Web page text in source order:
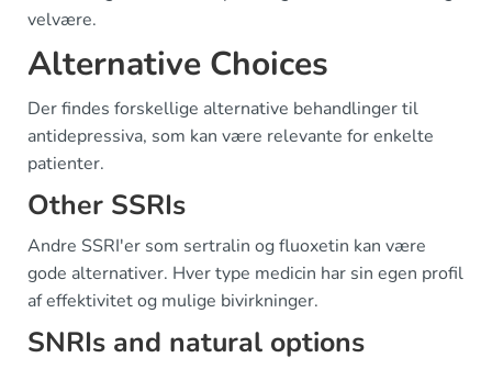
velvære.
Alternative Choices
Der findes forskellige alternative behandlinger til
antidepressiva, som kan være relevante for enkelte
patienter.
Other SSRIs
Andre SSRI'er som sertralin og fluoxetin kan være
gode alternativer. Hver type medicin har sin egen profil
af effektivitet og mulige bivirkninger.
SNRIs and natural options